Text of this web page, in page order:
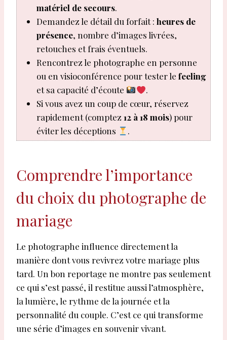
matériel de secours.
Demandez le détail du forfait : heures de
présence, nombre d’images livrées,
retouches et frais éventuels.
Rencontrez le photographe en personne
ou en visioconférence pour tester le feeling
et sa capacité d’écoute
.
Si vous avez un coup de cœur, réservez
rapidement (comptez 12 à 18 mois) pour
éviter les déceptions
.
Comprendre l’importance
du choix du photographe de
mariage
Le photographe influence directement la
manière dont vous revivrez votre mariage plus
tard. Un bon reportage ne montre pas seulement
ce qui s’est passé, il restitue aussi l’atmosphère,
la lumière, le rythme de la journée et la
personnalité du couple. C’est ce qui transforme
une série d’images en souvenir vivant.